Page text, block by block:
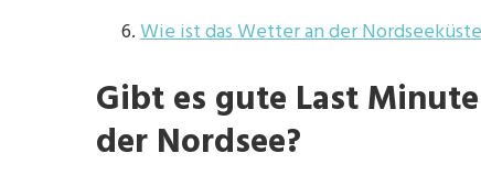
Wie ist das Wetter an der
Gibt es gute Last
der Nordsee?